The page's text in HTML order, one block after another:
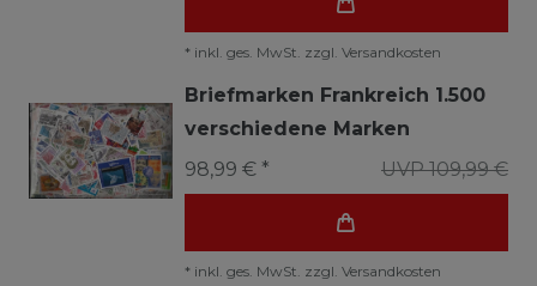
* inkl. ges. MwSt. zzgl. Versandkosten
Briefmarken Frankreich 1.500
verschiedene Marken
UVP 109,99 €
98,99 € *
* inkl. ges. MwSt. zzgl. Versandkosten